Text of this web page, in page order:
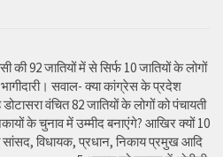
की 92 जातियों में से सिर्फ 10 जातियों के लोगों
भागीदारी। सवाल- क्या कांग्रेस के प्रदेश
डोटासरा वंचित 82 जातियों के लोगों को पंचायती
के चुनाव में उम्मीद बनाएंगे? आखिर क्यों 10
सांसद, विधायक, प्रधान, निकाय प्रमुख आदि